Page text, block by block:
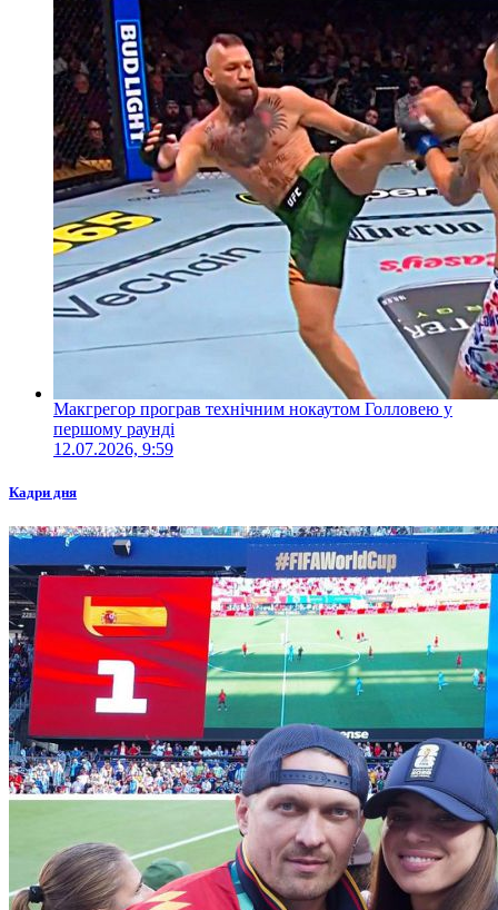
Макгрегор програв технічним нокаутом Голловею у
першому раунді
12.07.2026, 9:59
Кадри дня